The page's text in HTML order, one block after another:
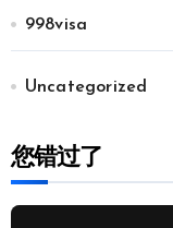
998visa
Uncategorized
您错过了